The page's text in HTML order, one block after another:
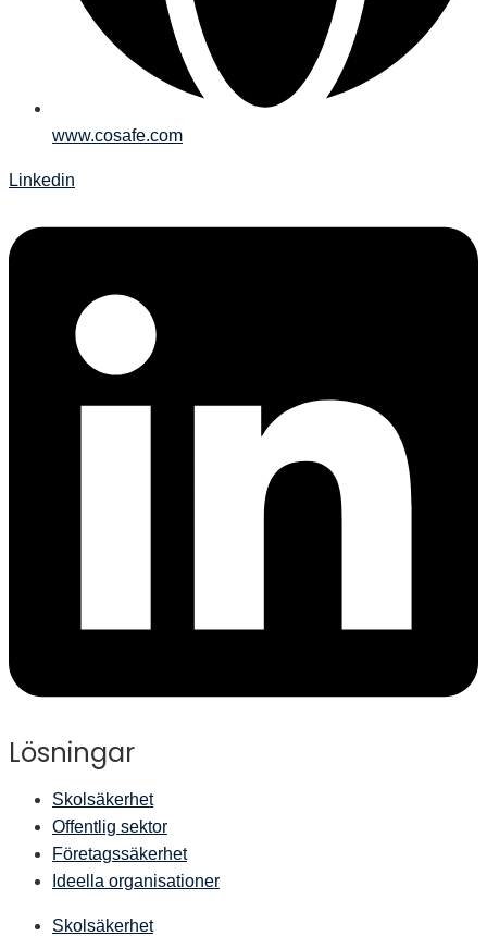
www.cosafe.com
Linkedin
Lösningar
Skolsäkerhet
Offentlig sektor
Företagssäkerhet
Ideella organisationer
Skolsäkerhet